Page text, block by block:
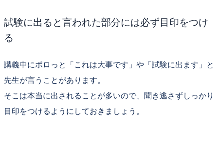
試験に出ると言われた部分には必ず目印をつけ
る
講義中にポロっと「 これは大事です 」や「 試験に出ます 」と
先生が言うことがあります。
そこは本当に出されることが多いので、聞き逃さずしっかり
目印をつけるようにしておきましょう。